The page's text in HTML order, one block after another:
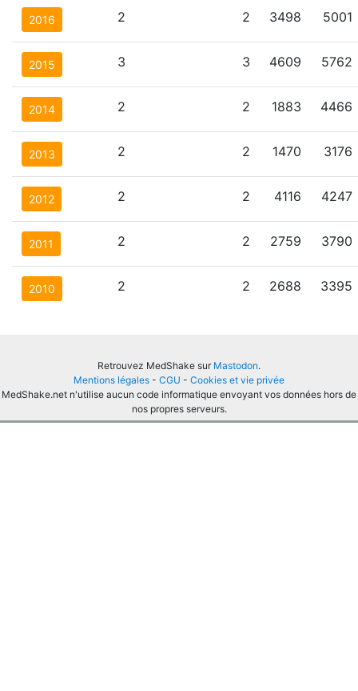
2016 2 2 3498 5001
2015 3 3 4609 5762
2014 2 2 1883 4466
2013 2 2 1470 3176
2012 2 2 4116 4247
2011 2 2 2759 3790
2010 2 2 2688 3395
Retrouvez MedShake sur Mastodon.
Mentions légales - CGU - Cookies et vie privée
MedShake.net n'utilise aucun code informatique envoyant vos données hors de
nos propres serveurs.